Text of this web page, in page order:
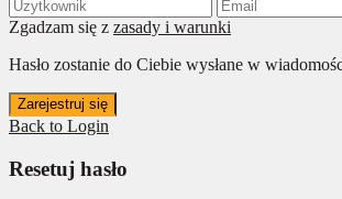
Zgadzam się z zasady i warunki
Hasło zostanie do Ciebie wysłane w
Zarejestruj się
Back to Login
Resetuj hasło